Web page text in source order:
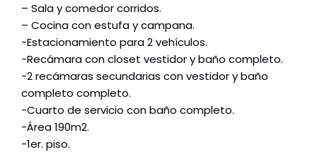
– Sala y comedor corridos.
– Cocina con estufa y campana.
-Estacionamiento para 2 vehículos.
-Recámara con closet vestidor y baño completo.
-2 recámaras secundarias con vestidor y baño
completo completo.
-Cuarto de servicio con baño completo.
-Área 190m2.
-1er. piso.